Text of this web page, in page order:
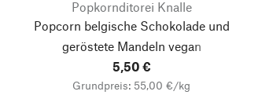
Popkornditorei Knalle
Popcorn belgische Schokolade und
geröstete Mandeln vegan
5,50 €
Grundpreis: 55,00 €/kg